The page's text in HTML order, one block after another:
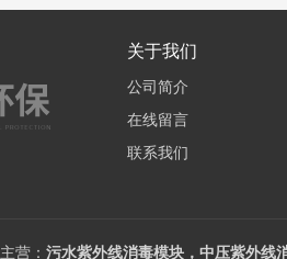
关于我们
公司简介
在线留言
联系我们
主营： 污水紫外线消毒模块，中压紫外线